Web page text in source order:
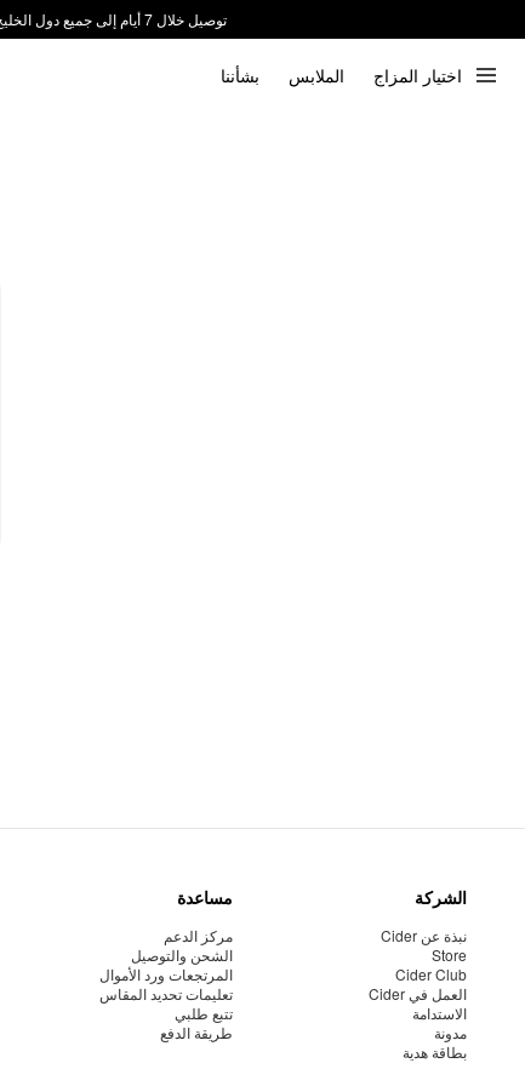
توصيل خلال 7 أيام إلى جميع دول الخليج
اختيار المزاج الملابس بشأننا
الشركة
نبذة عن Cider
Store
Cider Club
العمل في Cider
الاستدامة
مدونة
بطاقة هدية
مساعدة
مركز الدعم
الشحن والتوصيل
المرتجعات ورد الأموال
تعليمات تحديد المقاس
تتبع طلبي
طريقة الدفع